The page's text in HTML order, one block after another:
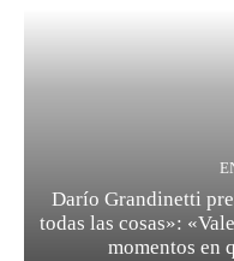
Darío Grandinetti
todas las cosas»:
momentos en